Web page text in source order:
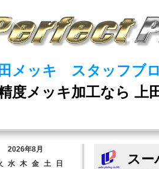
メッキ スタッフブ
度メッキ加工なら 上
スー
2026年8月
水 木 金 土
日